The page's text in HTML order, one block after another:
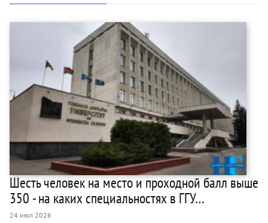
Шесть человек на место и проходной балл выше
350 - на каких специальностях в ГГУ…
24 июл 2026